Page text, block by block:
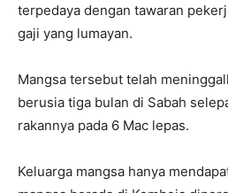
terpedaya dengan tawaran
gaji yang lumayan.
Mangsa tersebut telah
berusia tiga bulan di Sabah
rakannya pada 6 Mac lepas.
Keluarga mangsa hanya